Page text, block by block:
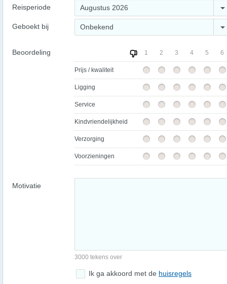
Reisperiode Augustus 2026
Geboekt bij Onbekend
Beoordeling 1 2 3 4 5 6
Prijs / kwaliteit
Ligging
Service
Kindvriendelijkheid
Verzorging
Voorzieningen
Motivatie
3000 tekens over
Ik ga akkoord met de huisregels